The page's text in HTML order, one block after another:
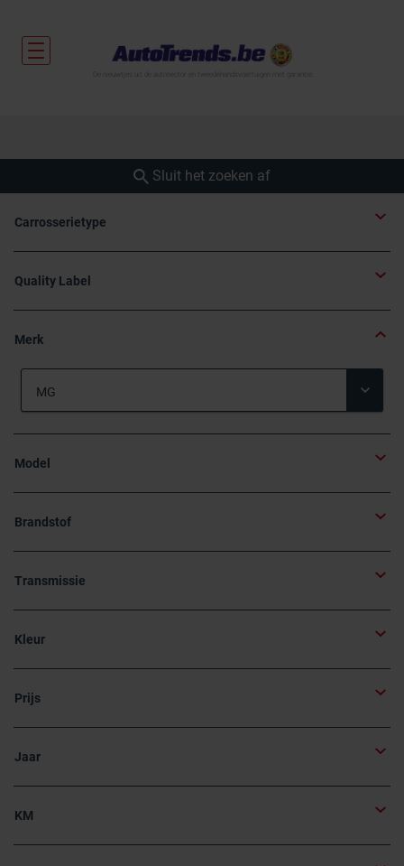
Sluit het zoeken af
Carrosserietype
Quality Label
Merk
Model
Brandstof
Transmissie
Kleur
Prijs
Jaar
KM